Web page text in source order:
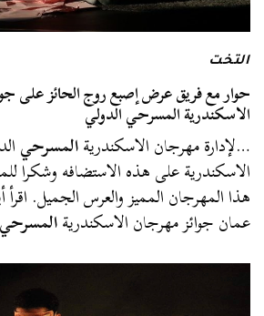
التخت
حوار مع فريق عرض إصبع روج الحائز على
الاسكندرية المسرحي الدولي
…لإدارة مهرجان الاسكندريةالمسرحي
الاسكندرية على هذه الاستضافه وشكرا
هذا المهرجان المميز والعرس الجميل.
عمان جوائز مهرجان الاسكندريةالمسرحي